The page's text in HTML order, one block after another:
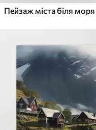
Пейзаж міста біля моря